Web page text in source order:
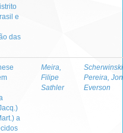
e
das
a
Meira,
Filipe
Sathler
Pereira,
Everson